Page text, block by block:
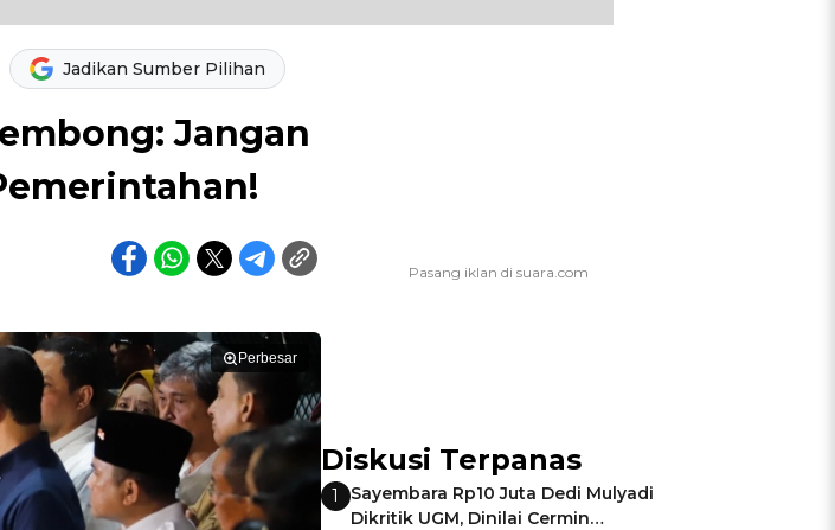
Jadikan Sumber Pilihan
Jangan
Perbesar
Diskusi Terpanas
1
Sayembara Rp10 Juta Dedi Mulyadi
Dikritik UGM, Dinilai Cermin